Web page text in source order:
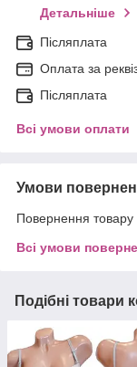
Детальніше
Післяплата
Оплата за
Післяплата
Всі умови оплати
Умови
Повернення товару
Всі умови
Подібні товари